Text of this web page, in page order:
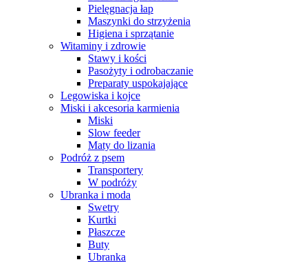
Pielęgnacja łap
Maszynki do strzyżenia
Higiena i sprzątanie
Witaminy i zdrowie
Stawy i kości
Pasożyty i odrobaczanie
Preparaty uspokajające
Legowiska i kojce
Miski i akcesoria karmienia
Miski
Slow feeder
Maty do lizania
Podróż z psem
Transportery
W podróży
Ubranka i moda
Swetry
Kurtki
Płaszcze
Buty
Ubranka